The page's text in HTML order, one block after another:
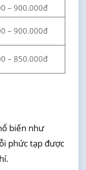
– 900.000đ
– 900.000đ
– 850.000đ
biến như
phức tạp được